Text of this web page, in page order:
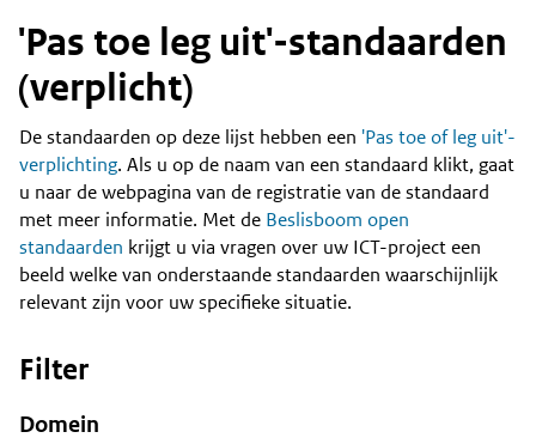
'Pas toe leg uit'-standaarden
(verplicht)
Content
De standaarden op deze lijst hebben een 'Pas toe of leg uit'-
verplichting. Als u op de naam van een standaard klikt, gaat
u naar de webpagina van de registratie van de standaard
met meer informatie. Met de Beslisboom open
standaarden krijgt u via vragen over uw ICT-project een
beeld welke van onderstaande standaarden waarschijnlijk
relevant zijn voor uw specifieke situatie.
Filter
Domein